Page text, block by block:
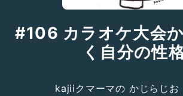
#106 カラオケ大会
く自分の性
kajiiクマーマの かじらじお